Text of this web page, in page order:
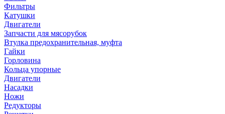
Фильтры
Катушки
Двигатели
Запчасти для мясорубок
Втулка предохранительная, муфта
Гайки
Горловина
Кольца упорные
Двигатели
Насадки
Ножи
Редукторы